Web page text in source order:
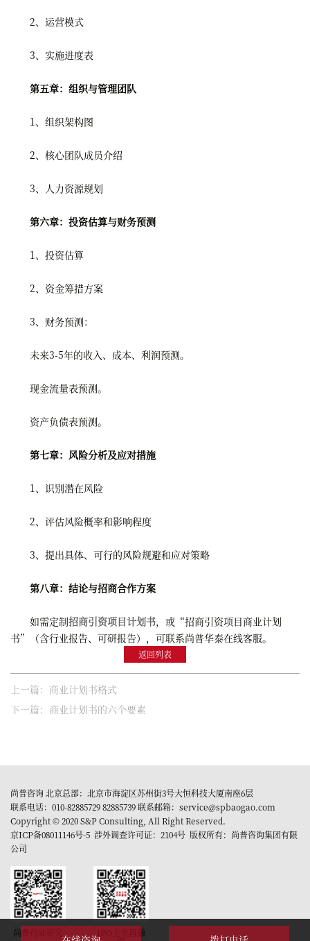
2、运营模式
3、实施进度表
第五章：组织与管理团队
1、组织架构图
2、核心团队成员介绍
3、人力资源规划
第六章：投资估算与财务预测
1、投资估算
2、资金筹措方案
3、财务预测：
未来3-5年的收入、成本、利润预测。
现金流量表预测。
资产负债表预测。
第七章：风险分析及应对措施
1、识别潜在风险
2、评估风险概率和影响程度
3、提出具体、可行的风险规避和应对策略
第八章：结论与招商合作方案
如需定制招商引资项目计划书 ，或“招商引资项目商业计划
书”（含行业报告、可研报告），可联系尚普华泰在线客服。
返回列表
上一篇：商业计划书格式
下一篇：商业计划书的六个要素
尚普咨询 北京总部：北京市海淀区苏州街3号大恒科技大厦南座6层
联系电话：010-82885729 82885739 联系邮箱：service@spbaogao.com
Copyright © 2020 S&P Consulting, All Right Reserved.
京ICP备08011146号-5 涉外调查许可证：2104号 版权所有：尚普咨询集团有限
公司
尚普行业研究 IPO上市再融